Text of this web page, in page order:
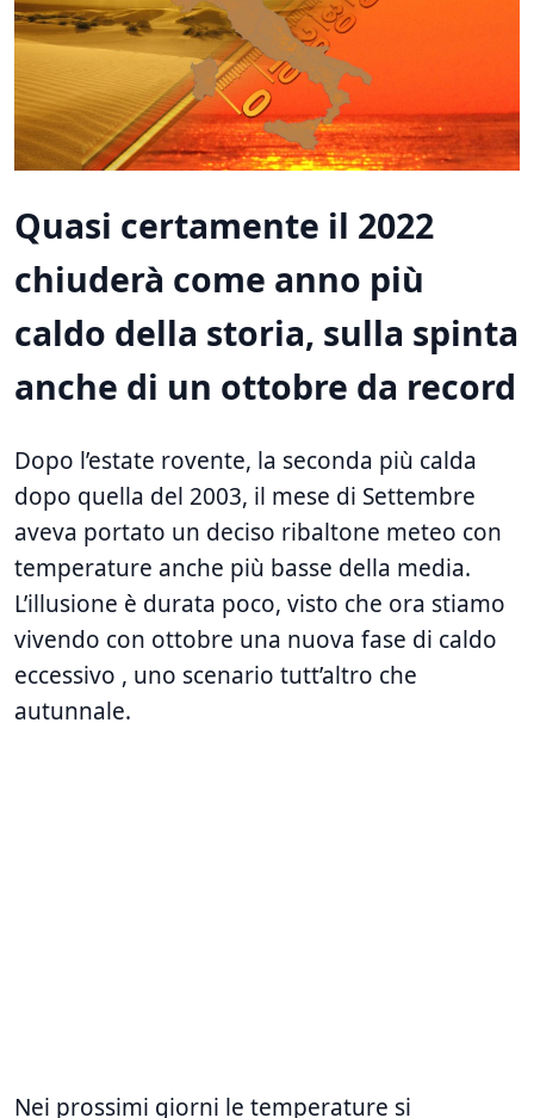
Quasi certamente il 2022
chiuderà come anno più
caldo della storia, sulla spinta
anche di un ottobre da record
Dopo l’estate rovente, la seconda più calda
dopo quella del 2003, il mese di Settembre
aveva portato un deciso ribaltone meteo con
temperature anche più basse della media.
L’illusione è durata poco, visto che ora stiamo
vivendo con ottobre una nuova fase di caldo
eccessivo , uno scenario tutt’altro che
autunnale.
Nei prossimi giorni le temperature si